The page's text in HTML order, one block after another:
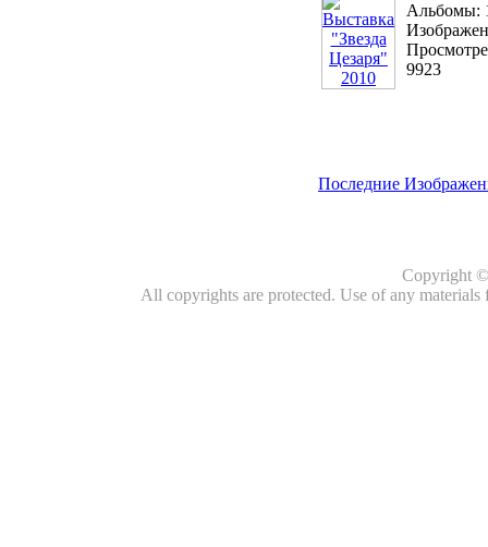
Альбомы:
9923
Последние
Copyright
All copyrights are protected. Use of any